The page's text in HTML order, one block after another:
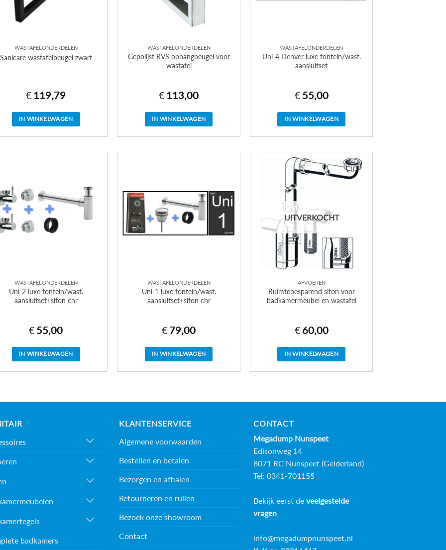
WASTAFELONDERDELEN
Sanicare wastafelbeugel zwart
€ 119,79
IN WINKELWAGEN
WASTAFELONDERDELEN
Gepolijst RVS ophangbeugel voor
wastafel
€ 113,00
IN WINKELWAGEN
WASTAFELONDERDELEN
Uni-4 Denver luxe fontein/wast.
aansluitset
€ 55,00
IN WINKELWAGEN
WASTAFELONDERDELEN
Uni-2 luxe fontein/wast.
aansluitset+sifon chr
€ 55,00
IN WINKELWAGEN
WASTAFELONDERDELEN
Uni-1 luxe fontein/wast.
aansluitset+sifon chr
€ 79,00
IN WINKELWAGEN
UITVERKOCHT
AFVOEREN
Ruimtebesparend sifon voor
badkamermeubel en wastafel
€ 60,00
IN WINKELWAGEN
badkamers
KLANTENSERVICE
Algemene voorwaarden
Bestellen en betalen
Bezorgen en afhalen
Retourneren en ruilen
Bezoek onze showroom
Contact
CONTACT
Megadump Nunspeet
Edisonweg 14
8071 RC Nunspeet (Gelderland)
Tel: 0341-701155
Bekijk eerst de veelgestelde
vragen
info@megadumpnunspeet.nl